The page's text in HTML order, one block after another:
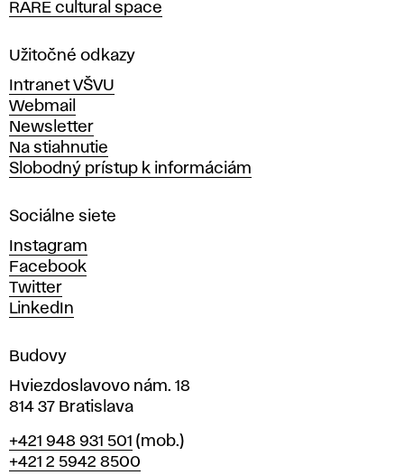
o
a
ý
t
v
a
r
ý
c
h
u
m
e
í
v
r
a
RARE cultural space
Užitočné odkazy
Intranet VŠVU
Webmail
Newsletter
Na stiahnutie
Slobodný prístup k informáciám
Sociálne siete
Instagram
Facebook
Twitter
LinkedIn
Budovy
Hviezdoslavovo nám. 18
814 37 Bratislava
Telefón
+421 948 931 501 (mob.)
+421 2 5942 8500